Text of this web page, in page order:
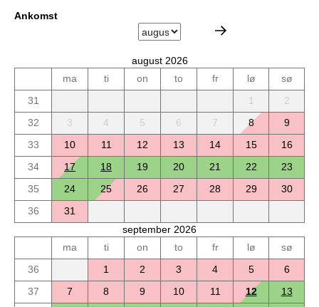
Ankomst
august 2026
ma
ti on to fr lø
sø
31
1
2
32
3 4 5 6 7 8
9
33
10 11 12 13 14 15
16
34
17 18 19 20 21 22
23
35
24 25 26 27 28 29
30
36
31
september 2026
ma
ti on to fr lø
sø
36
1 2 3 4 5
6
37
7 8 9 10 11 12
13